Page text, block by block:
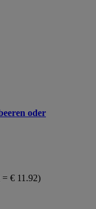
oder
= € 11.92)